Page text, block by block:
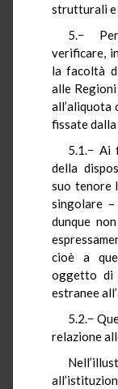
strutturali e
5.−
verificare,
la facoltà
alle Regioni
all’aliquota
fissate
5.1.− Ai
della
suo tenore
singolare
dunque
cioè a
oggetto di
estranee
5.2.−
relazione